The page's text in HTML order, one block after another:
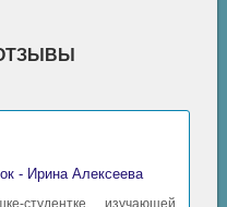
- Ирина Алексеева